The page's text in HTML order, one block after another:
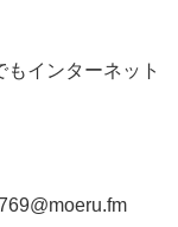
インターネット